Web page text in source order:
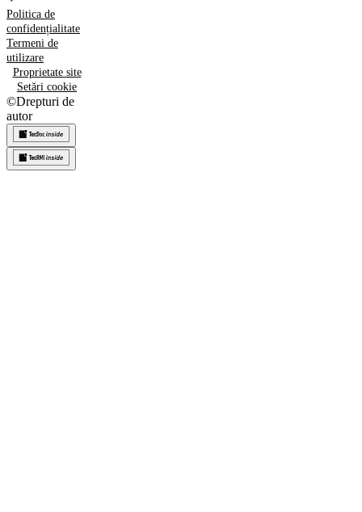
Politica de
confidențialitate
Termeni de
utilizare
Proprietate site
Setări cookie
©Drepturi de
autor